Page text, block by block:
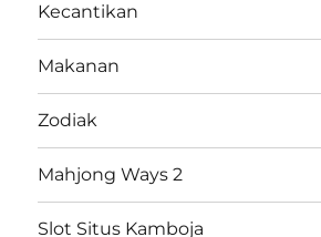
Kecantikan
Makanan
Zodiak
Mahjong Ways 2
Slot Situs Kamboja